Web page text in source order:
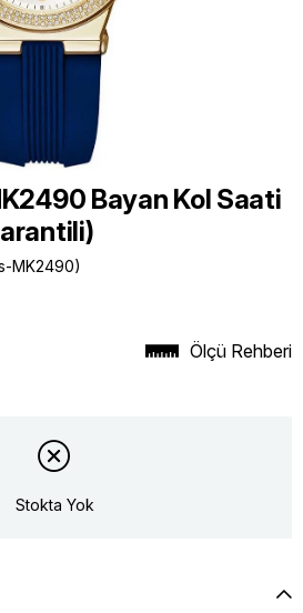
Bayan Kol Saati
MK2490)
Ölçü Rehberi
Stokta Yok